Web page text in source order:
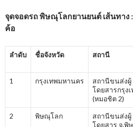
จุดจอดรถ พิษณุโลกยานยนต์ เส้นทาง
ค้อ
ลำดับ ชื่อจังหวัด สถานี
1 กรุงเทพมหานคร
สถานีขนส่งผู้
โดยสารกรุง
(หมอชิต 2)
2 พิษณุโลก
สถานีขนส่งผู้
โดยสาร จ.พิ